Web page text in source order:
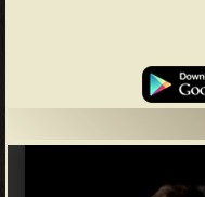
الذين ارتبط اسمهم